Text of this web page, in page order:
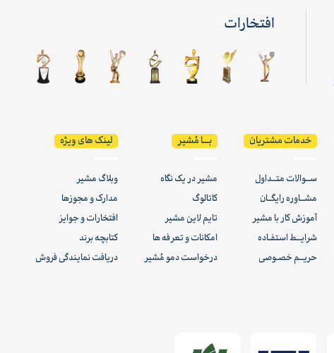
افتخارات
خدمات مشتریان
ســوالات متــداول
مشــاوره رایگــان
آموزش کار با مشیر
شرایــط استفـاده
حریــم خصـوصی
بـــا مُشیر
مشیر در یک نگاه
کاتالوگ
تایم لاین مشیر
امکانات و تعرفه ها
درخواست دمو مُشیر
لینک های ویژه
وبلاگ مشیر
مدارک و مجوزها
افتخارات و جوایز
کتابچه برند
دریافت نمایندگی فروش